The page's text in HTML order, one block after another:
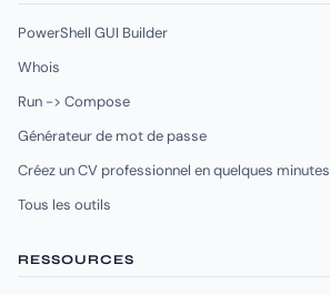
PowerShell GUI Builder
Whois
Run -> Compose
Générateur de mot de passe
Créez un CV professionnel en quelques minutes
Tous les outils
RESSOURCES